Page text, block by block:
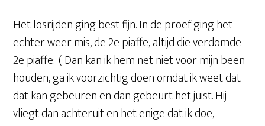
Het losrijden ging best fijn. In de proef ging het
echter weer mis, de 2e piaffe, altijd die verdomde
2e piaffe:-( Dan kan ik hem net niet voor mijn been
houden, ga ik voorzichtig doen omdat ik weet dat
dat kan gebeuren en dan gebeurt het juist. Hij
vliegt dan achteruit en het enige dat ik doe,